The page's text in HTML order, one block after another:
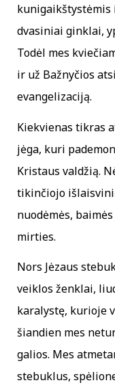
kunigaikštystėmis
dvasiniai ginklai,
Todėl mes
ir už Bažnyčios
evangelizaciją.
Kiekvienas tikras
jėga, kuri
Kristaus valdžią.
tikinčiojo
nuodėmės,
mirties.
Nors Jėzaus
veiklos ženklai,
karalystę, kurioje
šiandien mes
galios. Mes
stebuklus,